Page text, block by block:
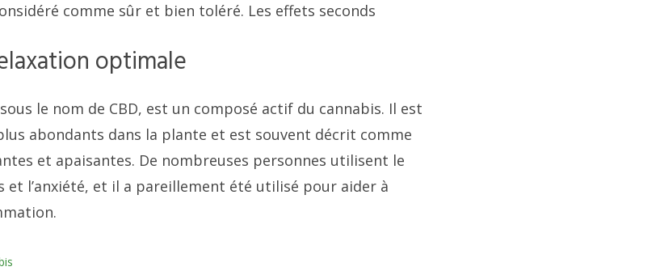
comme sûr et bien toléré. Les effets seconds
optimale
le nom de CBD, est un composé actif du cannabis. Il est
abondants dans la plante et est souvent décrit comme
et apaisantes. De nombreuses personnes utilisent le
et l’anxiété, et il a pareillement été utilisé pour aider à